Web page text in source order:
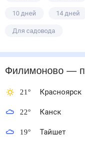
10 дней 14 дней
Для садовода
Филимоново —
21° Красноярск
22° Канск
19° Тайшет